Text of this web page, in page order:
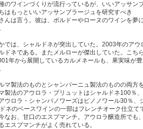
のワインづくりが流行っているが、いいアッサン
はもっといいアッサンブラージュを研究すべき
んは言う。彼は、ボルドーやローヌのワインを夢
では、シャルドネが突出していた。2003年のアウ
ドネである。またメルローが傑出していた。こちら
年から展開しているカルメネールも、果実味が豊
マ製法のものとシャンパーニュ製法のものの両方
製法のアウロラ・ブリュットはシャルドネ100％、
ウロラ・シャンパノワーズはピノノワール30％、
ネのベースワインの一部はフレンチオーク仕立て
なお、甘口のエスプマンチ。アウロラ醸造所でも、
エスプマンチがよく売れている。